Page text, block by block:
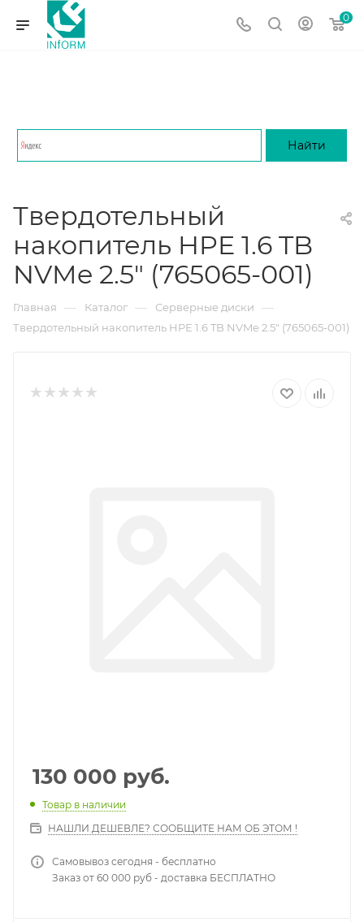
0
Твердотельный
накопитель HPE 1.6 TB
NVMe 2.5" (765065-001)
Главная — Каталог — Серверные диски —
Твердотельный накопитель HPE 1.6 TB NVMe 2.5" (765065-001)
130 000 руб.
Товар в наличии
НАШЛИ ДЕШЕВЛЕ? СООБЩИТЕ НАМ ОБ ЭТОМ !
Самовывоз сегодня - бесплатно
Заказ от 60 000 руб - доставка БЕСПЛАТНО